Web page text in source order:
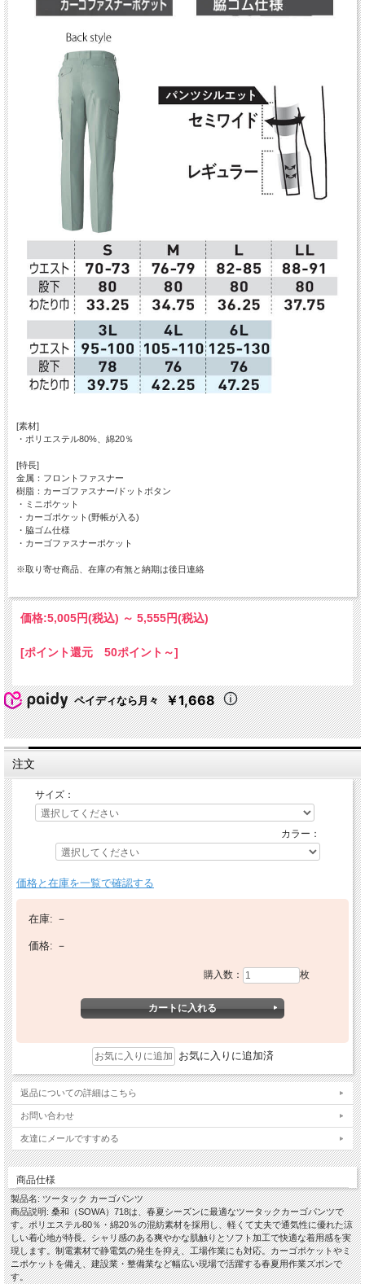
[素材]
・ポリエステル80%、綿20％
[特長]
金属：フロントファスナー
樹脂：カーゴファスナー/ドットボタン
・ミニポケット
・カーゴポケット(野帳が入る)
・脇ゴム仕様
・カーゴファスナーポケット
※取り寄せ商品、在庫の有無と納期は後日連絡
価格:5,005円(税込) ～ 5,555円(税込)
[ポイント還元 50ポイント～]
ペイディなら月々 ￥1,668
注文
サイズ：
カラー：
価格と在庫を一覧で確認する
在庫: －
価格: －
購入数： 枚
お気に入りに追加済
返品についての詳細はこちら
お問い合わせ
友達にメールですすめる
商品仕様
製品名: ツータック カーゴパンツ
商品説明: 桑和（SOWA）718は、春夏シーズンに最適なツータックカーゴパンツで
す。ポリエステル80％・綿20％の混紡素材を採用し、軽くて丈夫で通気性に優れた涼
しい着心地が特長。シャリ感のある爽やかな肌触りとソフト加工で快適な着用感を実
現します。制電素材で静電気の発生を抑え、工場作業にも対応。カーゴポケットやミ
ニポケットを備え、建設業・整備業など幅広い現場で活躍する春夏用作業ズボンで
す。